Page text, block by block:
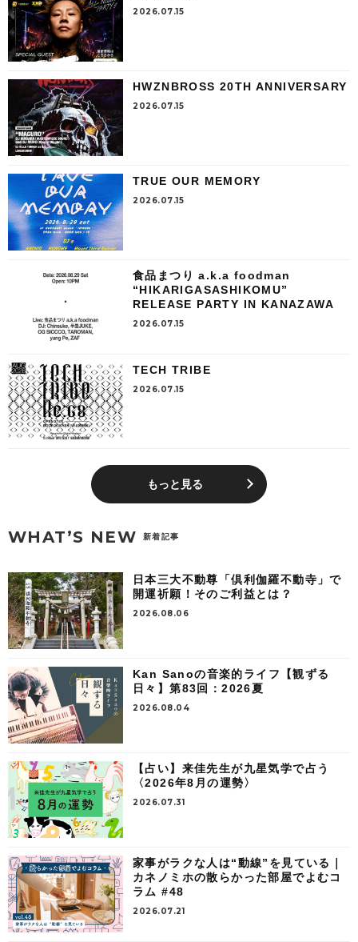
2026.07.15
HWZNBROSS 20TH ANNIVERSARY
2026.07.15
TRUE OUR MEMORY
2026.07.15
食品まつり a.k.a foodman
“HIKARIGASASHIKOMU”
RELEASE PARTY IN KANAZAWA
2026.07.15
TECH TRIBE
2026.07.15
もっと見る
WHAT’S NEW 新着記事
日本三大不動尊「倶利伽羅不動寺」で
開運祈願！そのご利益とは？
2026.08.06
Kan Sanoの音楽的ライフ【観ずる
日々】第83回：2026夏
2026.08.04
【占い】来佳先生が九星気学で占う
〈2026年8月の運勢〉
2026.07.31
家事がラクな人は“動線”を見ている｜
カネノミホの散らかった部屋でよむコ
ラム #48
2026.07.21